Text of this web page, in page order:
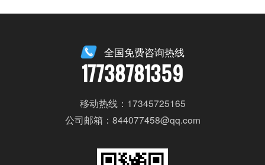
全国免费咨询热线
17738781359
移动热线：17345725165
公司邮箱：844077458@qq.com